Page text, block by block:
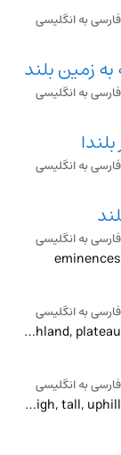
به انگلیسی
زمین بلند
به انگلیسی
به انگلیسی
به انگلیسی
به انگلیسی
height, highland, plateau, upland
به انگلیسی
elevated, eminent, high, tall, uphill, upland